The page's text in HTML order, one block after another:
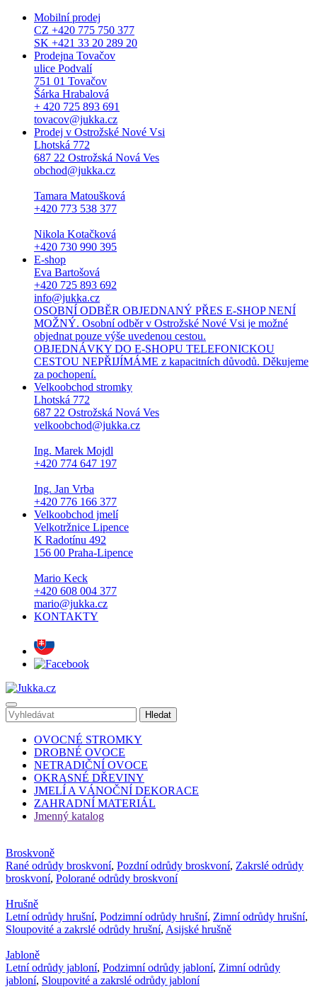
Mobilní prodej
CZ +420 775 750 377
SK +421 33 20 289 20
Prodejna Tovačov
ulice Podvalí
751 01 Tovačov
Šárka Hrabalová
+ 420 725 893 691
tovacov@jukka.cz
Prodej v Ostrožské Nové Vsi
Lhotská 772
687 22 Ostrožská Nová Ves
obchod@jukka.cz
Tamara Matoušková
+420 773 538 377
Nikola Kotačková
+420 730 990 395
E-shop
Eva Bartošová
+420 725 893 692
info@jukka.cz
OSOBNÍ ODBĚR OBJEDNANÝ PŘES E-SHOP NENÍ
MOŽNÝ. Osobní odběr v Ostrožské Nové Vsi je možné
objednat pouze výše uvedenou cestou.
OBJEDNÁVKY DO E-SHOPU TELEFONICKOU
CESTOU NEPŘIJÍMÁME z kapacitních důvodů. Děkujeme
za pochopení.
Velkoobchod stromky
Lhotská 772
687 22 Ostrožská Nová Ves
velkoobchod@jukka.cz
Ing. Marek Mojdl
+420 774 647 197
Ing. Jan Vrba
+420 776 166 377
Velkoobchod jmelí
Velkotržnice Lipence
K Radotínu 492
156 00 Praha-Lipence
Mario Keck
+420 608 004 377
mario@jukka.cz
KONTAKTY
OVOCNÉ STROMKY
DROBNÉ OVOCE
NETRADIČNÍ OVOCE
OKRASNÉ DŘEVINY
JMELÍ A VÁNOČNÍ DEKORACE
ZAHRADNÍ MATERIÁL
Jmenný katalog
Broskvoně
Rané odrůdy broskvoní, Pozdní odrůdy broskvoní, Zakrslé odrůdy
broskvoní, Polorané odrůdy broskvoní
Hrušně
Letní odrůdy hrušní, Podzimní odrůdy hrušní, Zimní odrůdy hrušní,
Sloupovité a zakrslé odrůdy hrušní, Asijské hrušně
Jabloně
Letní odrůdy jabloní, Podzimní odrůdy jabloní, Zimní odrůdy
jabloní, Sloupovité a zakrslé odrůdy jabloní